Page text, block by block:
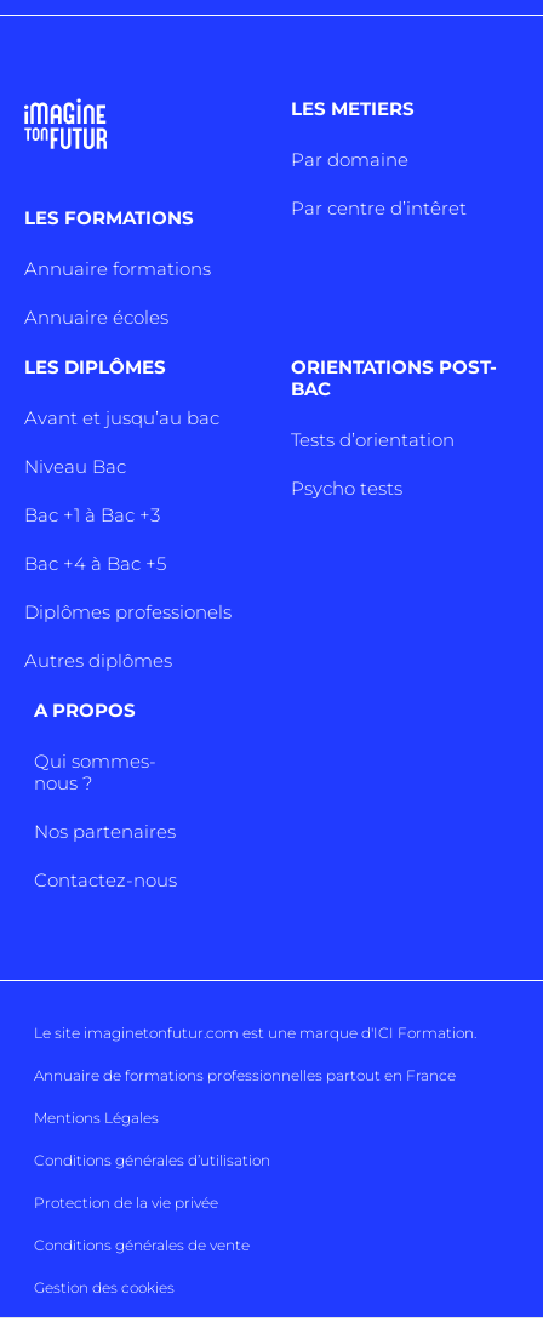
LES FORMATIONS
Annuaire formations
Annuaire écoles
LES METIERS
Par domaine
Par centre d’intêret
LES DIPLÔMES
Avant et jusqu’au bac
Niveau Bac
Bac +1 à Bac +3
Bac +4 à Bac +5
Diplômes professionels
Autres diplômes
ORIENTATIONS POST-
BAC
Tests d’orientation
Psycho tests
A PROPOS
Qui sommes-
nous ?
Nos partenaires
Contactez-nous
Le site imaginetonfutur.com est une marque d'ICI Formation.
Annuaire de formations professionnelles partout en France
Mentions Légales
Conditions générales d’utilisation
Protection de la vie privée
Conditions générales de vente
Gestion des cookies